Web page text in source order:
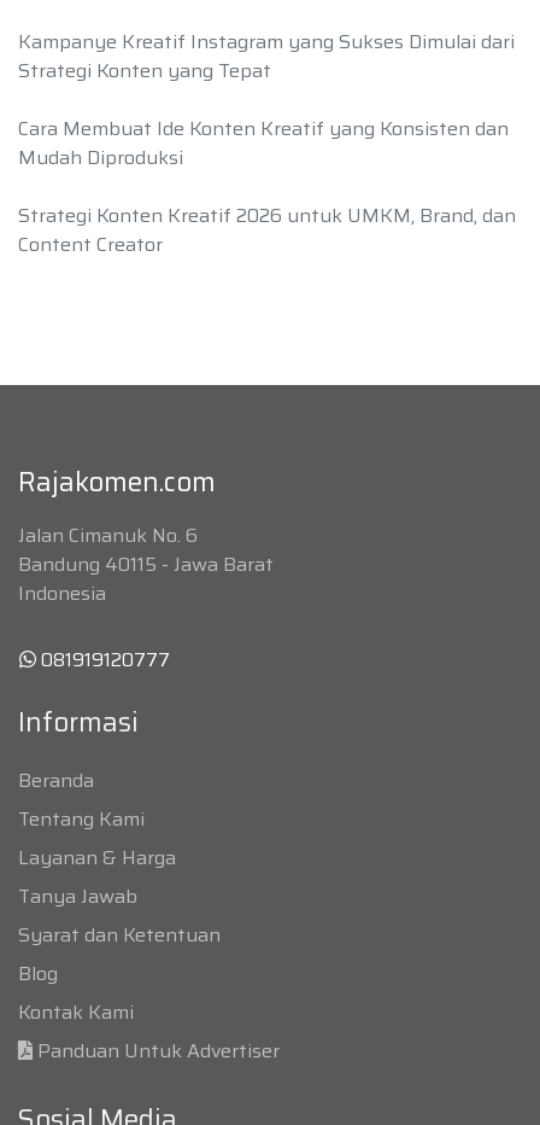
Kampanye Kreatif Instagram yang Sukses Dimulai dari
Strategi Konten yang Tepat
Cara Membuat Ide Konten Kreatif yang Konsisten dan
Mudah Diproduksi
Strategi Konten Kreatif 2026 untuk UMKM, Brand, dan
Content Creator
Rajakomen.com
Jalan Cimanuk No. 6
Bandung 40115 - Jawa Barat
Indonesia
081919120777
Informasi
Beranda
Tentang Kami
Layanan & Harga
Tanya Jawab
Syarat dan Ketentuan
Blog
Kontak Kami
Panduan Untuk Advertiser